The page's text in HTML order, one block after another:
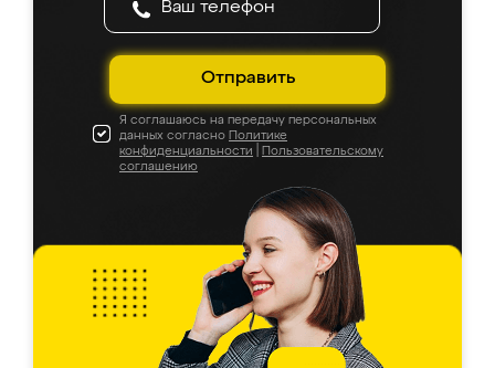
Отправить
Я соглашаюсь на передачу персональных
данных согласно Политике
конфиденциальности
Пользовательскому
соглашению